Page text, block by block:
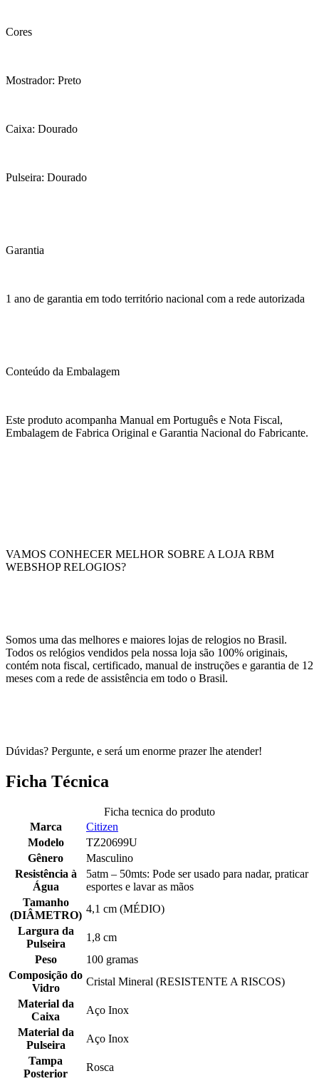
Cores
Mostrador: Preto
Caixa: Dourado
Pulseira: Dourado
Garantia
1 ano de garantia em todo território nacional com a rede autorizada
Conteúdo da Embalagem
Este produto acompanha Manual em Português e Nota Fiscal,
Embalagem de Fabrica Original e Garantia Nacional do Fabricante.
VAMOS CONHECER MELHOR SOBRE A LOJA RBM
WEBSHOP RELOGIOS?
Somos uma das melhores e maiores lojas de relogios no Brasil.
Todos os relógios vendidos pela nossa loja são 100% originais,
contém nota fiscal, certificado, manual de instruções e garantia de 12
meses com a rede de assistência em todo o Brasil.
Dúvidas? Pergunte, e será um enorme prazer lhe atender!
Ficha Técnica
Ficha tecnica do produto
Marca
Citizen
Modelo
TZ20699U
Gênero
Masculino
Resistência à
Água
5atm – 50mts: Pode ser usado para nadar, praticar
esportes e lavar as mãos
Tamanho
(DIÂMETRO)
4,1 cm (MÉDIO)
Largura da
Pulseira
1,8 cm
Peso
100 gramas
Composição do
Vidro
Cristal Mineral (RESISTENTE A RISCOS)
Material da
Caixa
Aço Inox
Material da
Pulseira
Aço Inox
Tampa
Posterior
Rosca